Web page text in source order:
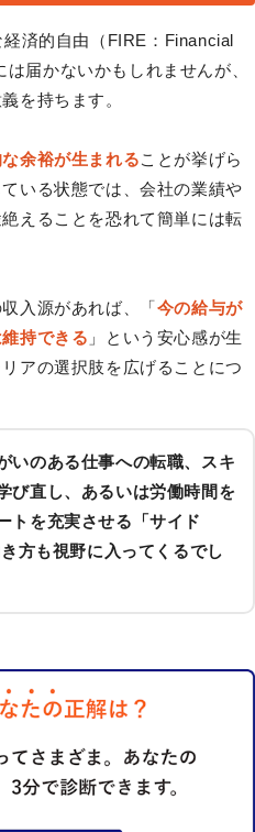
済的自由（FIRE：Financial
届かないかもしれませんが、
を持ちます。
余裕が生まれることが挙げら
いる状態では、会社の業績や
えることを恐れて簡単には転
入源があれば、「今の給与が
持できる 」という安心感が生
アの選択肢を広げることにつ
いのある仕事への転職、スキ
び直し、あるいは労働時間を
トを充実させる「サイド
方も視野に入ってくるでし